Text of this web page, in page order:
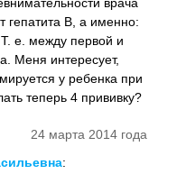
гепатита В, а именно:
е. между первой и
Меня интересует,
у ребенка при
теперь 4 прививку?
24 марта 2014 года
: